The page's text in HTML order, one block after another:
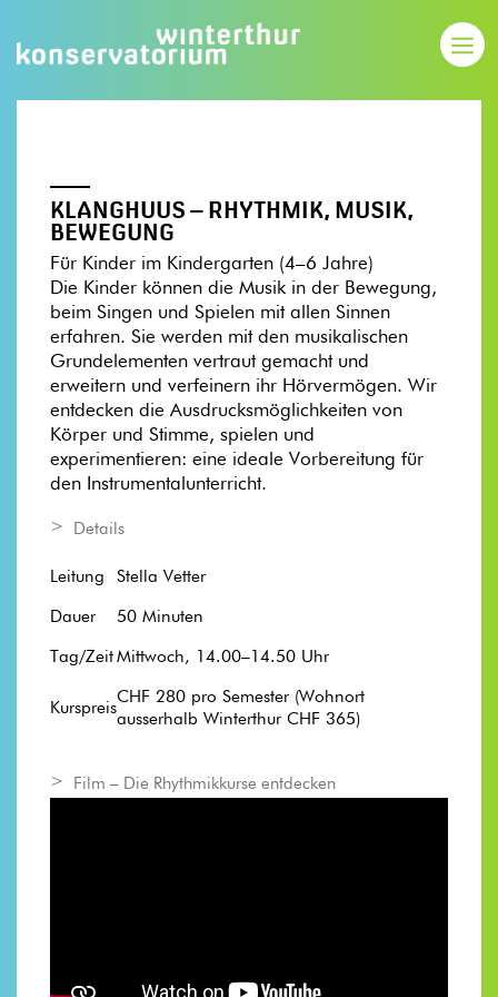
KLANGHUUS – RHYTHMIK, MUSIK,
BEWEGUNG
Für Kinder im Kindergarten (4–6 Jahre)
Die Kinder können die Musik in der Bewegung,
beim Singen und Spielen mit allen Sinnen
erfahren. Sie werden mit den musikalischen
Grundelementen vertraut gemacht und
erweitern und verfeinern ihr Hörvermögen. Wir
entdecken die Ausdrucksmöglichkeiten von
Körper und Stimme, spielen und
experimentieren: eine ideale Vorbereitung für
den Instrumentalunterricht.
Details
Leitung Stella Vetter
Dauer 50 Minuten
Tag/Zeit Mittwoch, 14.00–14.50 Uhr
Kurspreis
CHF 280 pro Semester (Wohnort
ausserhalb Winterthur CHF 365)
Film – Die Rhythmikkurse entdecken